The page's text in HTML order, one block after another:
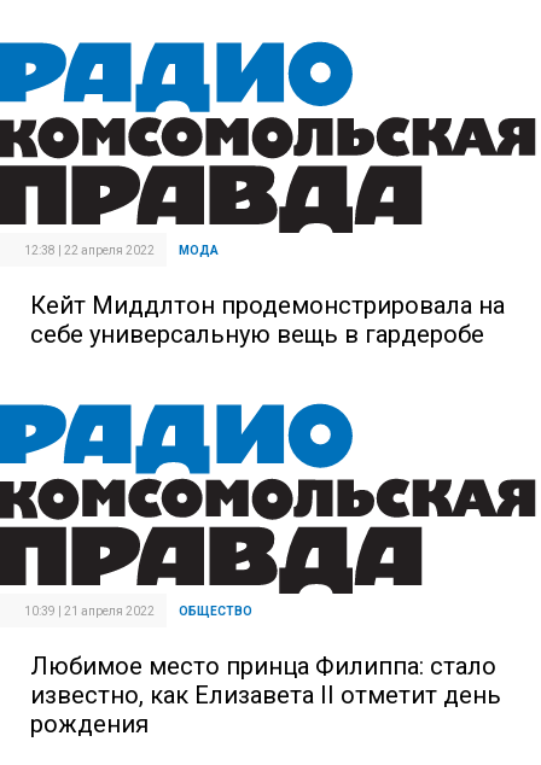
12:38 | 22 апреля 2022 МОДА
Кейт Миддлтон продемонстрировала на
себе универсальную вещь в гардеробе
10:39 | 21 апреля 2022 ОБЩЕСТВО
Любимое место принца Филиппа: стало
известно, как Елизавета II отметит день
рождения